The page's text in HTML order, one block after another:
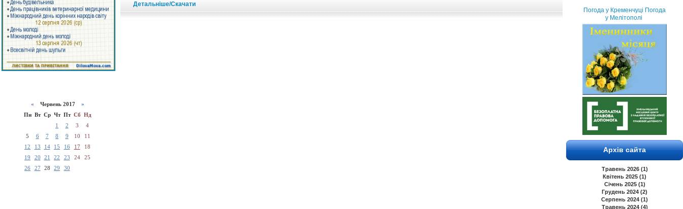
« Червень 2017 »
Пн Вт Ср Чт Пт Сб Нд
1
2 3
4
5
6 7 8 9 10
11
12
13 14 15 16 17
18
19
20 21 22 23 24
25
26
27 28 29 30
Погода у Кременчуці Погода
у Мелітополі
Архів сайта
Травень 2026 (1)
Квітень 2025 (1)
Січень 2025 (1)
Грудень 2024 (2)
Серпень 2024 (1)
Травень 2024 (4)
Детальніше/Скачати